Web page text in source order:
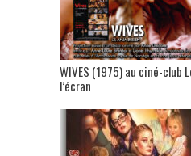
WIVES (1975) au ciné-club
l’écran